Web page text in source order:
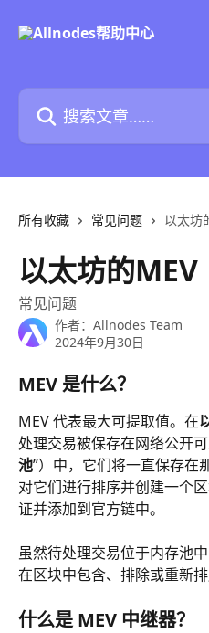
搜索文章……
所有收藏 常见问题 以太坊
以太坊的MEV
常见问题
作者： Allnodes Team
2024年9月30日
MEV 是什么？
MEV 代表最大可提取值。在
处理交易被保存在网络公开
池”）中，它们将一直保存在
对它们进行排序并创建一个
证并添加到官方链中。
虽然待处理交易位于内存池
在区块中包含、排除或重新
什么是 MEV 中继器？